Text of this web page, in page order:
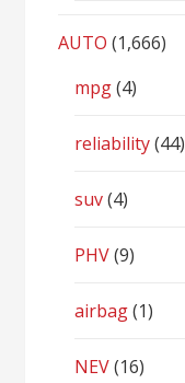
AUTO (1,666)
mpg(4)
reliability(44)
suv(4)
PHV(9)
airbag(1)
NEV(16)